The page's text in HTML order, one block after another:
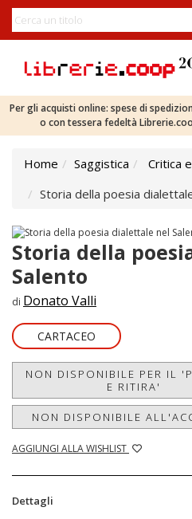
Per gli acquisti online: spese di
o con tessera fedeltà
Home Saggistica
Critica
Storia della poesia
Storia della
Salento
di Donato Valli
CARTACEO
NON DISPONIBILE PER IL
E RITIRA'
NON DISPONIBILE
AGGIUNGI ALLA WISHLIST
Dettagli